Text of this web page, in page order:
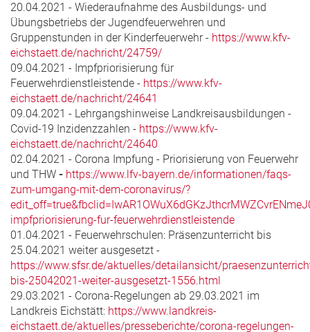
20.04.2021 - Wiederaufnahme des Ausbildungs- und
Übungsbetriebs der Jugendfeuerwehren und
Gruppenstunden in der Kinderfeuerwehr - https://www.kfv-
eichstaett.de/nachricht/24759/
09.04.2021 - Impfpriorisierung für
Feuerwehrdienstleistende - https://www.kfv-
eichstaett.de/nachricht/24641
09.04.2021 - Lehrgangshinweise Landkreisausbildungen -
Covid-19 Inzidenzzahlen - https://www.kfv-
eichstaett.de/nachricht/24640
02.04.2021 - Corona Impfung - Priorisierung von Feuerwehr
und THW - https://www.lfv-bayern.de/informationen/faqs-
zum-umgang-mit-dem-coronavirus/?
impfpriorisierung-fur-feuerwehrdienstleistende
01.04.2021 - Feuerwehrschulen: Präsenzunterricht bis
25.04.2021 weiter ausgesetzt -
https://www.sfsr.de/aktuelles/detailansicht/
bis-25042021-weiter-ausgesetzt-1556.html
29.03.2021 - Corona-Regelungen ab 29.03.2021 im
Landkreis Eichstätt: https://www.landkreis-
eichstaett.de/aktuelles/presseberichte/corona-regelungen-